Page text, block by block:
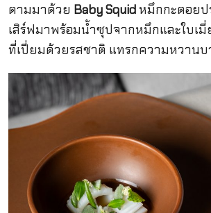
ตามมาด้วย Baby Squidหมึกกะตอยป
เสิร์ฟมาพร้อมน้ำซุปจากหมึกและใบเมี่
ที่เปี่ยมด้วยรสชาติ แทรกความหวาน